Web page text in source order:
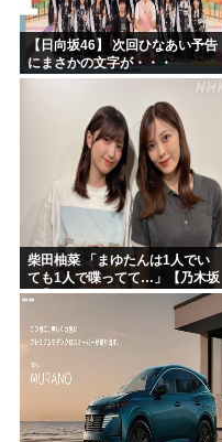
【日向坂46】 次回ひなあい予告
にまさかの文字が・・・
柴田柚菜 「まゆたんは1人でい
ても1人で喋ってて…」【乃木坂
46】